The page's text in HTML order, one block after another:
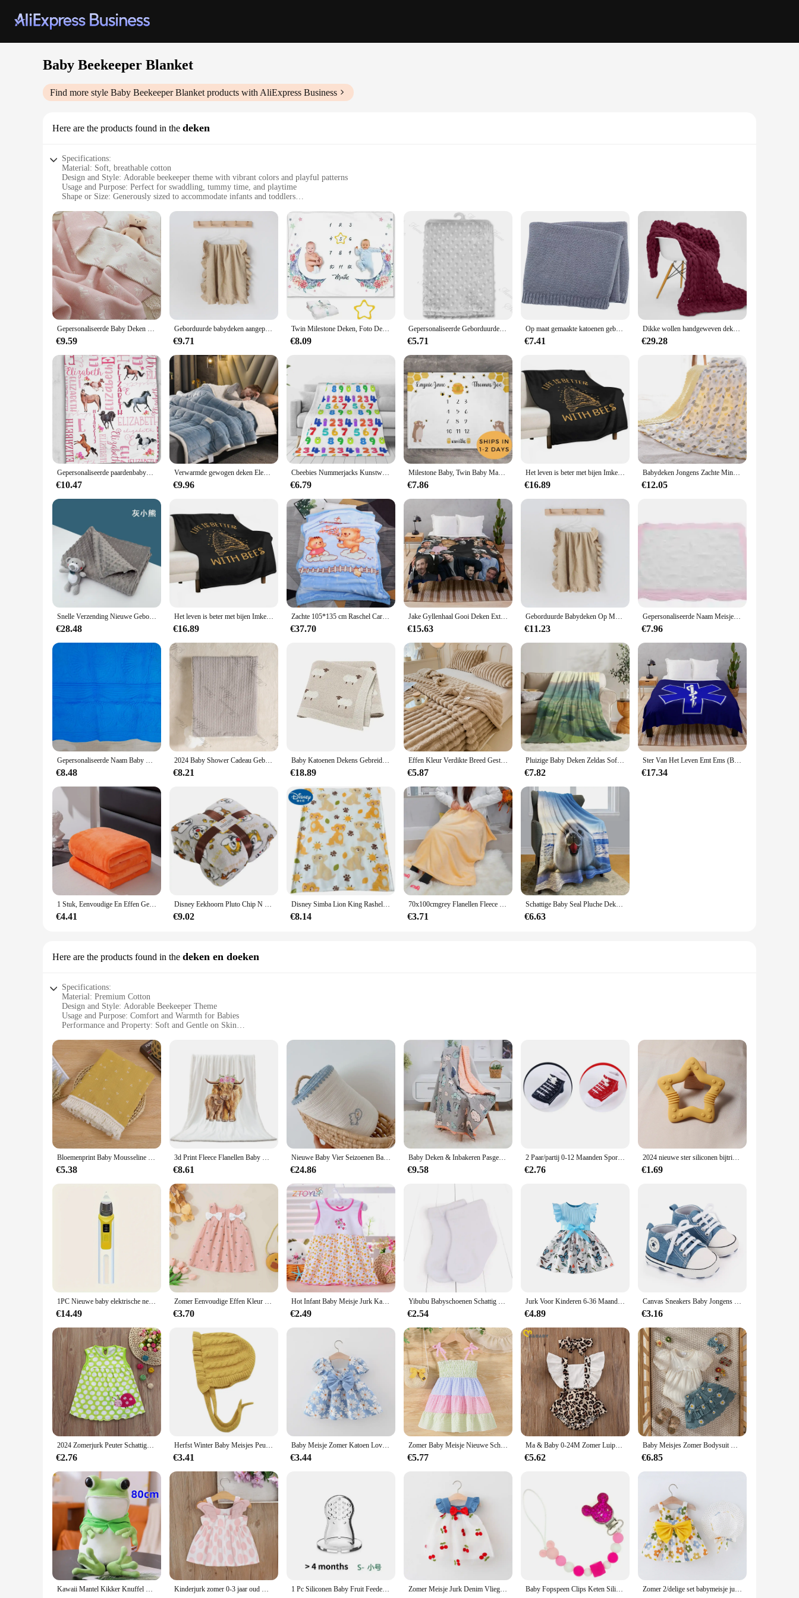
Baby Beekeeper Blanket
Find more style Baby Beekeeper Blanket products with AliExpress Business
Here are the products found in the deken
Specifications:
Material: Soft, breathable cotton
Design and Style: Adorable beekeeper theme with vibrant colors and playful patterns
Usage and Purpose: Perfect for swaddling, tummy time, and playtime
Shape or Size: Generously sized to accommodate infants and toddlers
Parts and Accessories: Comes as a set with matching accessories
Features:
|Vendors|
**Comfort and Safety for Your Little One**
The Baby Beekeeper Blanket is not just a blanket; it's a comforting companion for your little one. Made from the softest cotton, this blanket is designed to provide a gentle touch and a cozy feel for
your baby. The beekeeper theme is not only visually appealing but also serves as a delightful addition to your baby's nursery decor. The blanket's generous size ensures that it can be used for
swaddling, tummy time, or as a playful cover during diaper changes. Its breathable fabric keeps your baby comfortable, even during warmer seasons.
**Ease of Use and Maintenance**
Parents will appreciate the ease of use and maintenance of this baby blanket. It's machine washable, making it a practical choice for busy families. The durable construction means that it can withstand
the wear and tear of daily use, ensuring that it remains a staple in your baby's wardrobe for a long time. Whether you're a wholesale vendor looking for a reliable product to offer your customers or a
parent seeking a set of high-quality baby essentials, this blanket is a perfect choice.
**Adaptable and Accessorized**
The Baby Beekeeper Blanket is not just a standalone item; it comes as a set with matching accessories, providing a coordinated look for your baby's nursery. The accessories are designed to
complement the blanket's theme, making it a complete set for your baby's comfort and style. The blanket's versatility extends beyond its use as a swaddling blanket; it can also be used as a play mat or
a cozy cover for your baby's stroller or car seat. With its adaptable nature and charming design, this blanket is sure to become a favorite among both parents and babies.
Gepersonaliseerde Baby Deken Herfst En Winter Baby Deken Multifunctionele Kinderen Katoenen Deken Baby Beddengoed Accessoires
€9.59
Geborduurde babydeken aangepaste naam kinderwagendeken pasgeboren baby shower feestcadeau kinderkamer middagdutje zachte dekens
€9.71
Twin Milestone Deken, Foto Deken Aangepast, Gepersonaliseerde Baby Deken Meisje, Bloemen Milestone Deken, twin Baby Douche Gif
€8.09
Gepersonaliseerde Geborduurde Naam Peuter Dekens Pasgeboren Baby Cadeau Kinderwagen Deken Op Maat Zachte En Warme Kinderkamer Deken
€5.71
Op maat gemaakte katoenen gebreide deken, gepersonaliseerde geborduurde zachte deken voor babyjongens, ademende babydeken voor babyshower
€7.41
Dikke wollen handgeweven dekens, wollen dekens, wollen gebreide dekens, dekens, pasgeboren fotografie rekwisieten, lente en herfst
€29.28
Gepersonaliseerde paardenbabydeken - Gepersonaliseerde deken - Paardendeken - Gepersonaliseerde naamdeken - Paardenpony - Aangepaste naam
€10.47
Verwarmde gewogen deken Elektrische deken voor volwassenen Zware worp met premium glazen kralen Gezellige zachte flanel verwarmingsinstellingen
€9.96
Cbeebies Nummerjacks Kunstwerk Vier Seizoenen Comfortabele Warme Zachte Deken Cbeebies Nummerjacks Cbbc Kids Tv Kinderen Tv Brits
€6.79
Milestone Baby, Twin Baby Maandelijkse Milestone Deken, Bee Deken, Beer Deken, Bloemen Thema Kwekerij, baby Shower Gift
€7.86
Het leven is beter met bijen Imker Gooi Deken Bank Gooi Babydekens
€16.89
Babydeken Jongens Zachte Minky Babydeken, Fleece Babymeisje Veiligheid Vos Deken Pluche Dot Peuter, Baby Pasgeboren Deken Woodlan
€12.05
Snelle Verzending Nieuwe Geboren Gift Polka Dot Zachte Fleece Minky Baby Deken Met Pluche Speelgoed
€28.48
Het leven is beter met bijen Imker Gooi deken Luxe merk voor bank Dunne luxe babydekens
€16.89
Zachte 105*135 cm Raschel Cartoon Deken voor Kinderen Kinderen Enfant Dikke Warme Winter Baby Deken Gooi Cover pluche Quilt cobertors
€37.70
Jake Gyllenhaal Gooi Deken Extra Grote Gooi Babydekens
€15.63
Geborduurde Babydeken Op Maat Gemaakte Kinderwagen Deken Pasgeboren Baby Shower Party Kinderkamer Middagdutje Zachte Dekens
€11.23
Gepersonaliseerde Naam Meisjes Zachte Katoenen Deken Baby Shower Geschenken Slaapdeken Custom Borduurwerk Baby Outdoor Kinderwagen Deken
€7.96
Gepersonaliseerde Naam Baby Girl Baby Boy 'S Baby Shower Party Cadeau Deken Aangepaste Naam Baby Outdoor Kinderwagen Slaapdekens
€8.48
2024 Baby Shower Cadeau Gebreide Zachte Deken Gepersonaliseerde Naam Kinder Lamsdeken Custom Geborduurde Kinderwagen Deken
€8.21
Baby Katoenen Dekens Gebreide Pasgeboren Jongens Meisjes Kinderwagen Kinderkamer Swaddle Wrap Knuffel Quilts 90*70Cm Baby Peuter Ontvangstmat
€18.89
Effen Kleur Verdikte Breed Gestreepte Multifunctionele Deken, Kan Worden Gebruikt Als Bedlaken Deken, Dutje Deken, Dierendeken
€5.87
Pluizige Baby Deken Zeldas Sofa Kamp Dutje Sprei Gezellig Flanellen Deken Fleece Thuis Textiel Verjaardagscadeau Deken Slaapkamer Decor
€7.82
Ster Van Het Leven Emt Ems (Blauw) Gooien Deken Bed Geruit Quilt Pluche Gewogen Zachte Grote Dekens
€17.34
1 Stuk, Eenvoudige En Effen Gekleurde Pluche Deken, Multifunctionele Farley Pluche Dekenhoes, Verdikt En Warm
€4.41
Disney Eekhoorn Pluto Chip N Dale Zachte Pluizige Deken Cartoon Schattige Pluche Deken voor Kinderen Woonkamer Babybeddengoed Gooi
€9.02
Disney Simba Lion King Rashel Deken Gooi voor Baby Meisjes Jongens 75x95 cm Hond Kat Dier Deken Gooi baby deken kids geschenken
€8.14
70x100cmgrey Flanellen Fleece Deken Volwassen Kinderen Zacht Warm Gooi Bed Covers Eenvoudige Effen Kleur Sofa Ademende Spreien
€3.71
Schattige Baby Seal Pluche Deken Zee Dierenprint Superzachte Gooi Dekens voor Bank Bed Seal Cadeaus voor Seal Lovers
€6.63
Here are the products found in the deken en doeken
Specifications:
Material: Premium Cotton
Design and Style: Adorable Beekeeper Theme
Usage and Purpose: Comfort and Warmth for Babies
Performance and Property: Soft and Gentle on Skin
Parts and Accessories: Comes with Matching Hat
Features:
**Exceptional Comfort and Style**
The Baby Beekeeper Blanket is not just an ordinary baby blanket; it's a wholesome package of comfort and style. The blanket is crafted from the finest cotton, ensuring a soft and gentle touch against
your baby's delicate skin. The adorable beekeeper theme adds a touch of whimsy to your baby's nursery, making it a delightful addition to any baby's collection. Whether it's a cozy nap time or a
playful cuddle session, this blanket is designed to provide warmth and comfort, making it an essential item for any new parent.
**Versatile and Practical for Everyday Use**
The Baby Beekeeper Blanket is not just about looks; it's also about practicality. The generous size of the blanket ensures that it can be used for swaddling, as a stroller cover, or even as a play mat. The
matching hat adds an extra layer of cuteness and complements the blanket's design. This set is not only perfect for newborns but also makes a thoughtful gift for baby showers or as a set for vendors
and suppliers looking to stock up on baby essentials.
**A Gift That's Both Heartwarming and Practical**
Looking for a gift that's both heartwarming and practical? The Baby Beekeeper Blanket set is the perfect choice. Whether you're purchasing for a new parent, a vendor, or a supplier, this set is sure to
be a hit. The wholesale availability ensures that you can stock up on these adorable blankets for sale, making it an ideal choice for baby boutiques or online stores. The set's versatility and practicality
make it a gift that's sure to be cherished by both parents and babies alike.
Bloemenprint Baby Mousseline Deken Pasgeboren Baby Accessoires Katoenen Swaddle Wrap Zachte Luiers Voor Pasgeboren Bed Cover Quilt Manta
€5.38
3d Print Fleece Flanellen Baby Deken Bruine Koe Baby Deken Hoogland Kwaliteit Super Zacht Warm Lichtgewicht Bed Dekens & Inbakeren
€8.61
Nieuwe Baby Vier Seizoenen Baby Deken Geborduurd Puppy Katoenen Gaas Kinder Dutje Deken Sjaal
€24.86
Baby Deken & Inbakeren Pasgeboren Thermische Zachte Fleece Deken Effen Beddengoed Set Katoenen Dekbed
€9.58
2 Paar/partij 0-12 Maanden Sport Baby Sokken
€2.76
2024 nieuwe ster siliconen bijtring Food Grade hart baby tandjesspeeltje
€1.69
1PC Nieuwe baby elektrische neuszuiger oplaadversie pasgeboren baby neuszuiger om neusverstopping te voorkomen.
€14.49
Zomer Eenvoudige Effen Kleur Bloem Baby Meisje Jurk Mouwloze Strik Kinderen Kleding Dun Ademend 0 Tot 3 Jaar Oude Peuter
€3.70
Hot Infant Baby Meisje Jurk Katoen Regelmatige Mouwloze Jurken Casual Kleding 0-24 M Voor Zomer
€2.49
Yibubu Babyschoenen Schattig Rooster Ontwerp Indoor Sofft Zolen Antislip Peuter Schoenen Het Rooster Ontwerp Is Eenvoudig En Stijlvol 2486
€2.54
Jurk Voor Kinderen 6-36 Maanden Katoen Ruche Mouw Schattige Vlinder Bloemen Zomer Prinses Formele Jurken Ootd Voor Pasgeboren Baby Meisje
€4.89
Canvas Sneakers Baby Jongens Meisjes Schoenen Eerste Wandelaars Baby Peuter Anti-Slip Zachte Zool Klassieke Pasgeboren Baby Schoenen 0-18 Maand
€3.16
2024 Zomerjurk Peuter Schattige Baby Katoenen Bloem Kinderen Dot Gestreepte T-Shirt Vest Roupa Infantil Menina
€2.76
Herfst Winter Baby Meisjes Peuter Effen Print Hoeden Met Ruche Design Casual Caps Hoofddeksels Peuter Zonnehoed
€3.41
Baby Meisje Zomer Katoen Love Print Strik Kleine Vierkante Hals Jurk Meisje Koreaanse Mode Bubble Mouw Feestjurk
€3.44
Zomer Baby Meisje Nieuwe Schattige Lieve Reis Vakantie Stijl Sub Kleur Patchwork Strik Bandje Jurk Ademende Coole Casual Jurk
€5.77
Ma & Baby 0-24M Zomer Luipaard Baby Meisje Romper Pasgeboren Baby Kleding Ruches Jumpsuit Overalls Leuke Kostuums
€5.62
Baby Meisjes Zomer Bodysuit Met Korte Mouwen Met Strik & Print Daisy Rok Set Actief + Hoofdband 3 Stuks
€6.85
Kawaii Mantel Kikker Knuffel Zacht Knuffel Dier Mooie Hoed Grote Ogen Anime Pop Baby Knuffel Kussen Kinderen Jongen Verjaardagscadeaus Kinderjurk zomer 0-3 jaar oud meisje baby rugvleugels vol bedrukte hangende riem prinsessenjurk 1 Pc Siliconen Baby Fruit Feeder Met Cover Babyuitsteeksel Vers Voedsel Groente Supplement Fopspeen Knabbel Voeden Tandjes Fopspeen Zomer Meisje Jurk Denim Vlieg Mouwen Strik Schattige Kersenkleurige Mesh Prinsessenjurk Geschikt Voor Baby 'S Van 0-3 Jaar Baby Fopspeen Clips Keten Siliconen Kralen Bijtring Speelgoed Dummy Houder Fopspeenketting Cadeau Zomer 2/delige set babymeisje jurk hoed meisje grote strik ontwerp bloemenprint prinsessenjurk over het hele lichaam